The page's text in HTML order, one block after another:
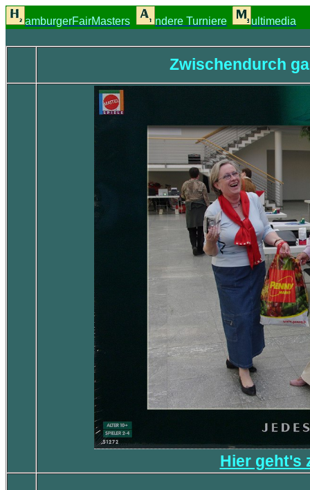
amburgerFairMasters ndere Turniere ultimedia
Zwischendurch
Hier geht's